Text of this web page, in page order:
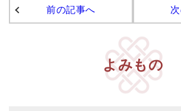
チベット高僧のオラクルカード
シンギングボウル入門本・CD
前の記事へ
よみもの